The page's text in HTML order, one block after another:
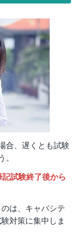
合、遅くとも試験
試験終了後から
は、キャパシテ
対策に集中しま